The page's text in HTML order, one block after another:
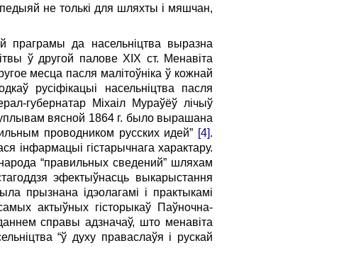
не толькі для шляхты і мяшчан,
праграмы да насельніцтва выразна
ў другой палове ХІХ ст. Менавіта
месца пасля малітоўніка ў кожнай
русіфікацыі насельніцтва пасля
губернатар Міхаіл Мураўёў лічыў
вясной 1864 г. было вырашана
проводником русских идей” [4].
інфармацыі гістарычнага характару.
“правильных сведений” шляхам
эфектыўнасць выкарыстання
прызнана ідэолагамі і практыкамі
актыўных гісторыкаў Паўночна-
справы адзначаў, што менавіта
“ў духу праваслаўя і рускай